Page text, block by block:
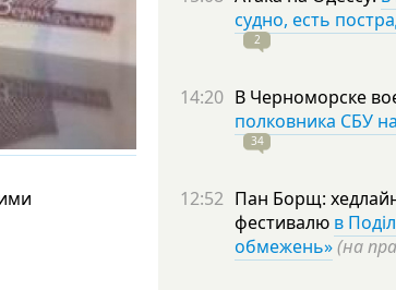
судно, есть
2
14:20 В Черноморске
полковника СБУ
34
12:52 Пан Борщ:
фестивалю в
обмежень»(на